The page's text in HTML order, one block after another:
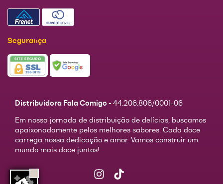
Segurança
Distribuidora Fala Comigo - 44.206.806/0001-06
Em nossa jornada de distribuição de delícias, buscamos
apaixonadamente pelos melhores sabores. Cada doce
carrega nossa dedicação e amor. Vamos construir um
mundo mais doce juntos!